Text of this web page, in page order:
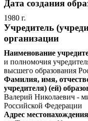
Дата создания
1980 г.
Учредитель
организации
Наименование
и полномочия
высшего образования
Фамилия, имя,
учредителя) (ей)
Валерий Николаевич -
Российской Федерации
Адрес